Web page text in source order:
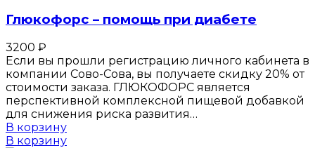
Глюкофорс – помощь при диабете
3200 ₽
Если вы прошли регистрацию личного кабинета в
компании Сово-Сова, вы получаете скидку 20% от
стоимости заказа. ГЛЮКОФОРС является
перспективной комплексной пищевой добавкой
для снижения риска развития…
В корзину
В корзину